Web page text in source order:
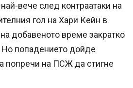
вече след контраатаки на
гол на Хари Кейн в
добавеното време закратко
попадението дойде
попречи на ПСЖ да стигне